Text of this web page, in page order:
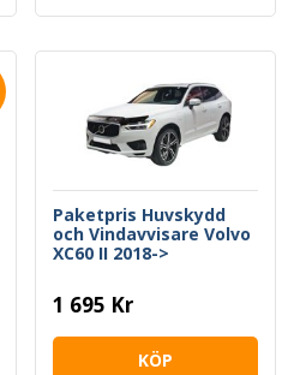
Paketpris Huvskydd
och Vindavvisare Volvo
XC60 II 2018->
1 695 Kr
KÖP